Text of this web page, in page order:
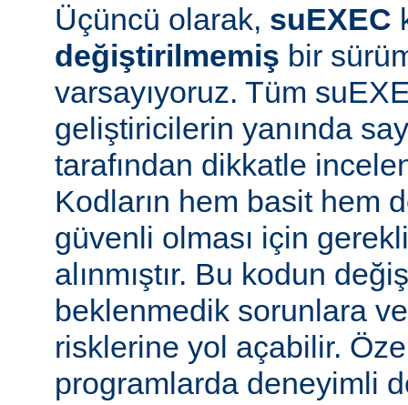
Üçüncü olarak, suEXEC
değiştirilmemiş bir
varsayıyoruz. Tüm
geliştiricilerin yanında
tarafından dikkatle
Kodların hem basit hem
güvenli olması için
alınmıştır. Bu kodun
beklenmedik sorunlara
risklerine yol açabilir.
programlarda deneyimli